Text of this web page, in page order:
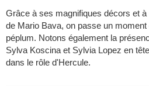
Grâce à ses magnifiques décors et à
de Mario Bava, on passe un
péplum. Notons également la
Sylva Koscina et Sylvia Lopez en
dans le rôle d'Hercule.